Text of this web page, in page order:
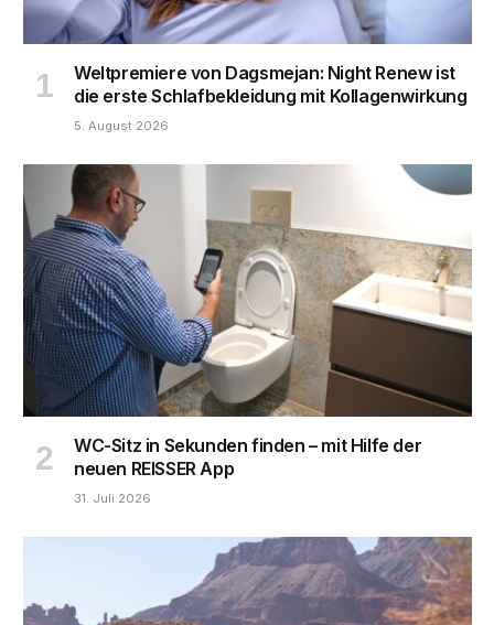
Weltpremiere von Dagsmejan: Night Renew ist
die erste Schlafbekleidung mit Kollagenwirkung
5. August 2026
WC-Sitz in Sekunden finden – mit Hilfe der
neuen REISSER App
31. Juli 2026